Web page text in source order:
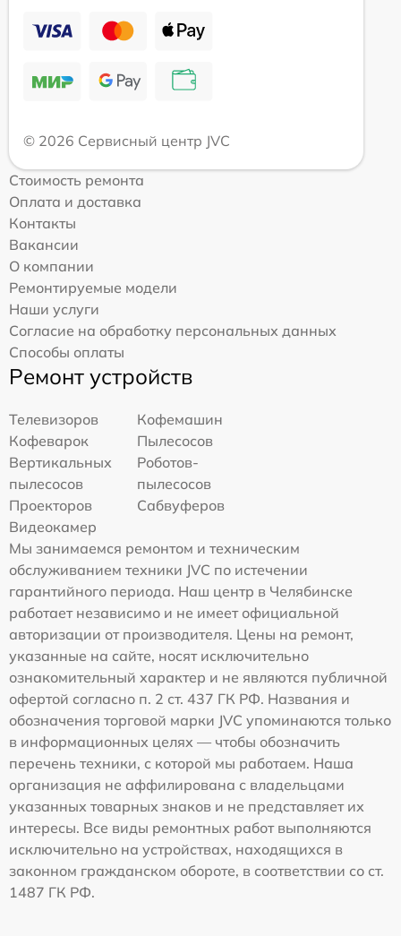
© 2026 Сервисный центр JVC
Стоимость ремонта
Оплата и доставка
Контакты
Вакансии
О компании
Ремонтируемые модели
Наши услуги
Согласие на обработку персональных данных
Способы оплаты
Ремонт устройств
Телевизоров
Кофемашин
Кофеварок
Пылесосов
Вертикальных
пылесосов
Роботов-
пылесосов
Проекторов
Сабвуферов
Видеокамер
Мы занимаемся ремонтом и техническим
обслуживанием техники JVC по истечении
гарантийного периода. Наш центр в Челябинске
работает независимо и не имеет официальной
авторизации от производителя. Цены на ремонт,
указанные на сайте, носят исключительно
ознакомительный характер и не являются публичной
офертой согласно п. 2 ст. 437 ГК РФ. Названия и
обозначения торговой марки JVC упоминаются только
в информационных целях — чтобы обозначить
перечень техники, с которой мы работаем. Наша
организация не аффилирована с владельцами
указанных товарных знаков и не представляет их
интересы. Все виды ремонтных работ выполняются
исключительно на устройствах, находящихся в
законном гражданском обороте, в соответствии со ст.
1487 ГК РФ.